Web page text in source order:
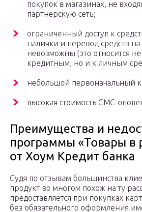
покупок в магазинах, не
партнерскую сеть;
ограниченный доступ к
налички и перевод средств на
невозможны (это относится не
кредитным, но и к личным
небольшой первоначальный
высокая стоимость СМС-
Преимущества и
программы «Товары в
от Хоум Кредит банка
Судя по отзывам большинства
продукт во многом похож на ту
предоставляется при покупках
без обязательного оформления